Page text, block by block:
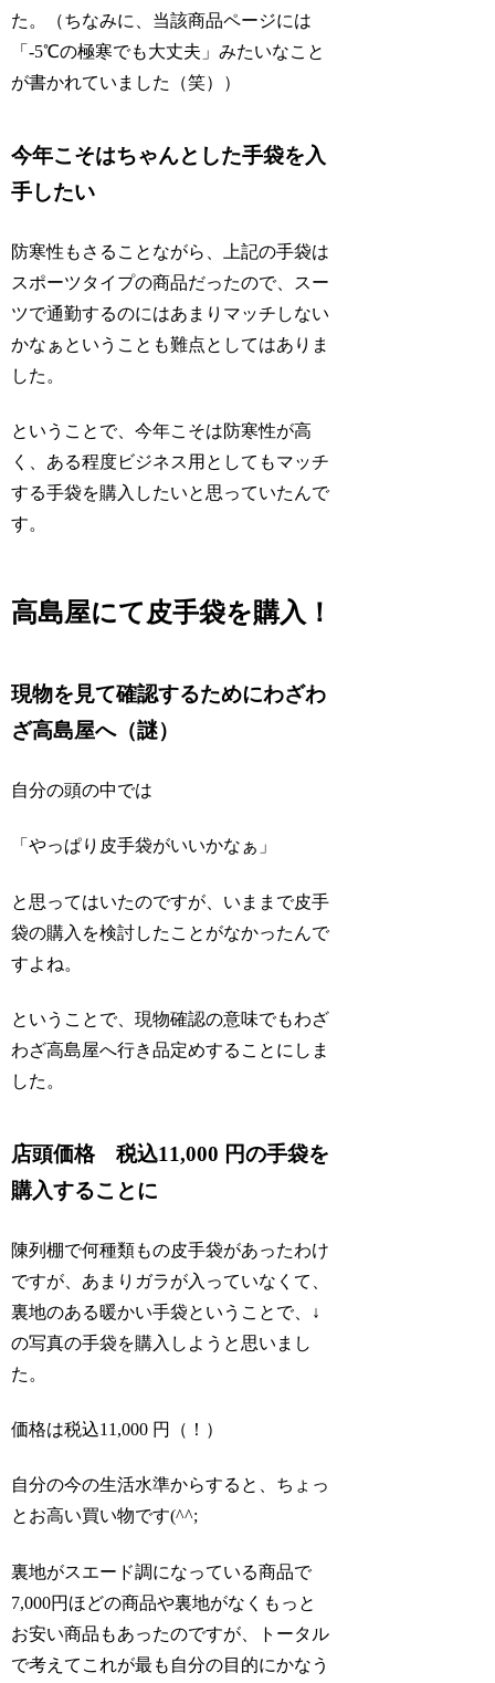
た。（ちなみに、当該商品ページには
「-5℃の極寒でも大丈夫」みたいなこと
が書かれていました（笑））
今年こそはちゃんとした手袋を入
手したい
防寒性もさることながら、上記の手袋は
スポーツタイプの商品だったので、スー
ツで通勤するのにはあまりマッチしない
かなぁということも難点としてはありま
した。
ということで、今年こそは防寒性が高
く、ある程度ビジネス用としてもマッチ
する手袋を購入したいと思っていたんで
す。
高島屋にて皮手袋を購入！
現物を見て確認するためにわざわ
ざ高島屋へ（謎）
自分の頭の中では
「やっぱり皮手袋がいいかなぁ」
と思ってはいたのですが、いままで皮手
袋の購入を検討したことがなかったんで
すよね。
ということで、現物確認の意味でもわざ
わざ高島屋へ行き品定めすることにしま
した。
店頭価格 税込11,000 円の手袋を
購入することに
陳列棚で何種類もの皮手袋があったわけ
ですが、あまりガラが入っていなくて、
裏地のある暖かい手袋ということで、↓
の写真の手袋を購入しようと思いまし
た。
価格は税込11,000 円（！）
自分の今の生活水準からすると、ちょっ
とお高い買い物です(^^;
裏地がスエード調になっている商品で
7,000円ほどの商品や裏地がなくもっと
お安い商品もあったのですが、トータル
で考えてこれが最も自分の目的にかなう